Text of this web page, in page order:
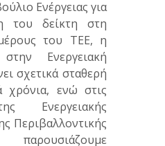
Ενέργειας για
του δείκτη στη
του ΤΕΕ, η
Ενεργειακή
σχετικά σταθερή
χρόνια, ενώ στις
Ενεργειακής
Περιβαλλοντικής
παρουσιάζουμε